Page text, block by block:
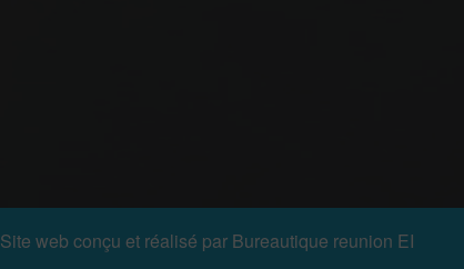
Site web conçu et réalisé par Bureautique reunion EI